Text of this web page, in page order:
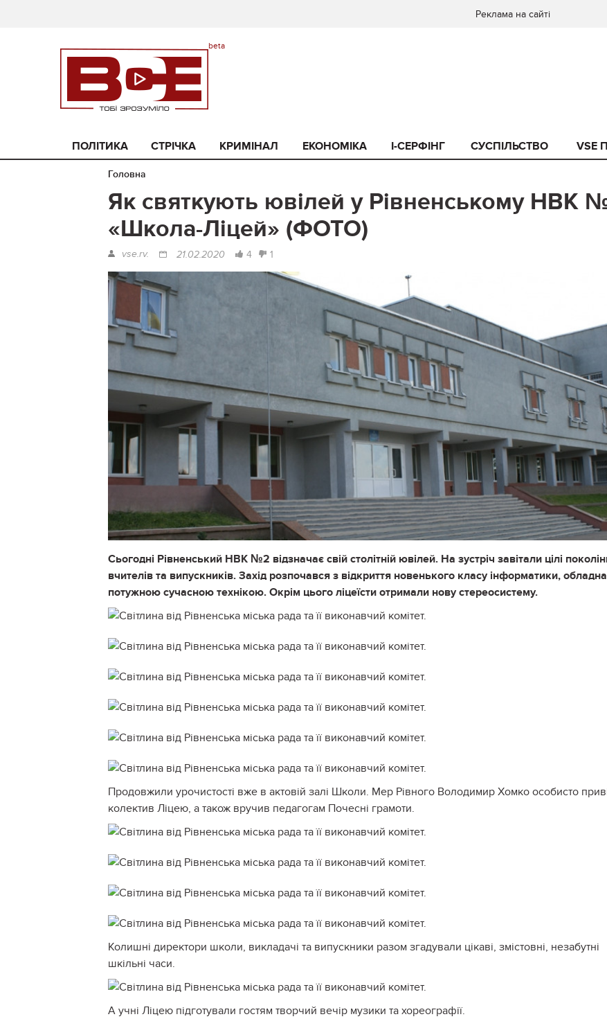
Реклама на сайті
ПОЛІТИКА СТРІЧКА КРИМІНАЛ ЕКОНОМІКА I-СЕРФІНГ СУСПІЛЬСТВО VSE
Головна
Як святкують ювілей у Рівненському НВК
«Школа-Ліцей» (ФОТО)
vse.rv. 21.02.2020 4 1
Сьогодні Рівненський НВК №2 відзначає свій столітній ювілей. На зустріч завітали цілі
вчителів та випускників. Захід розпочався з відкриття новенького класу інформатики,
потужною сучасною технікою. Окрім цього ліцеїсти отримали нову стереосистему.
Продовжили урочистості вже в актовій залі Школи. Мер Рівного Володимир Хомко особисто
колектив Ліцею, а також вручив педагогам Почесні грамоти.
Колишні директори школи, викладачі та випускники разом згадували цікаві, змістовні, незабутні
шкільні часи.
А учні Ліцею підготували гостям творчий вечір музики та хореографії.